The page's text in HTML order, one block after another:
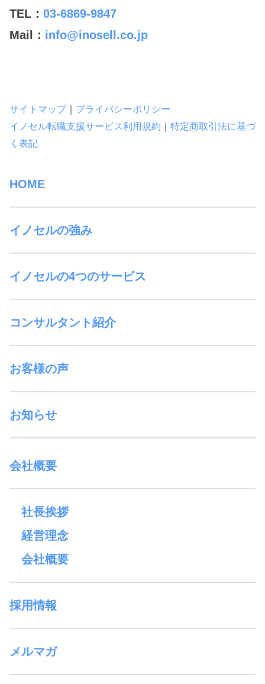
TEL： 03-6869-9847
Mail： info@inosell.co.jp
サイトマップ
プライバシーポリシー
イノセル転職支援サービス利用規約
特定商取引法に基づ
く表記
HOME
イノセルの強み
イノセルの4つのサービス
コンサルタント紹介
お客様の声
お知らせ
会社概要
社長挨拶
経営理念
会社概要
採用情報
メルマガ